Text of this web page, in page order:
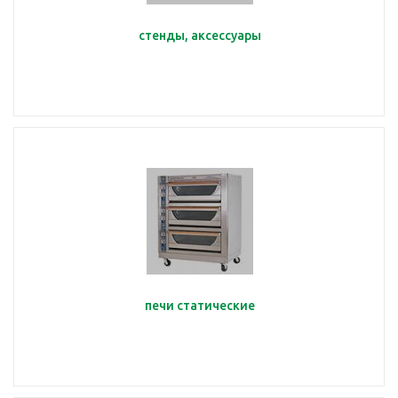
стенды, аксессуары
печи статические